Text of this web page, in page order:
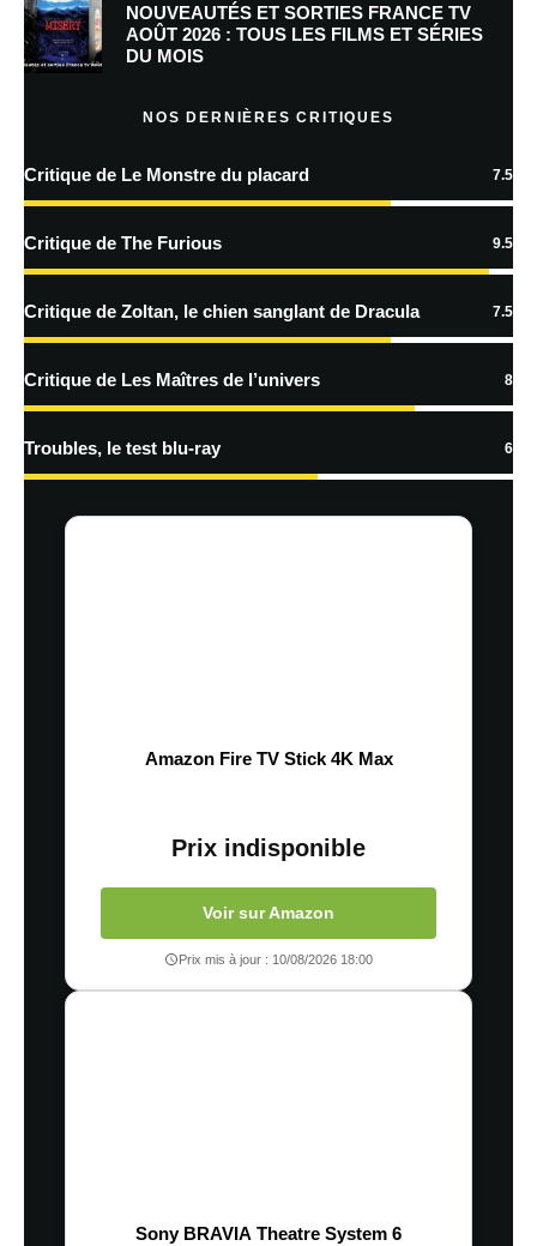
plus sur la façon dont les données de vos commentaires sont
NOUVEAUTÉS ET SORTIES FRANCE TV
AOÛT 2026 : TOUS LES FILMS ET SÉRIES
DU MOIS
NOS DERNIÈRES CRITIQUES
Critique de Le Monstre du placard 7.5
Critique de The Furious 9.5
Critique de Zoltan, le chien sanglant de Dracula 7.5
Critique de Les Maîtres de l’univers 8
Troubles, le test blu-ray 6
Amazon Fire TV Stick 4K Max
Prix indisponible
Voir sur Amazon
Prix mis à jour : 10/08/2026 18:00
Sony BRAVIA Theatre System 6